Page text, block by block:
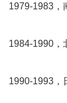
1979-1983，
1984-1990，
1990-1993，